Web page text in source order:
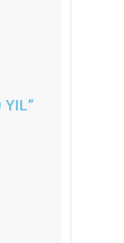
YIL”